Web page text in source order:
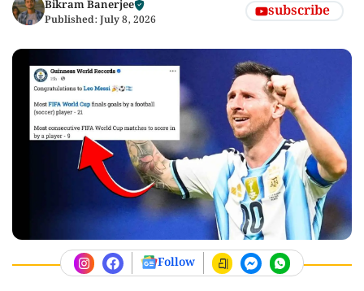
Bikram Banerjee
Published: July 8, 2026 subscribe
Follow